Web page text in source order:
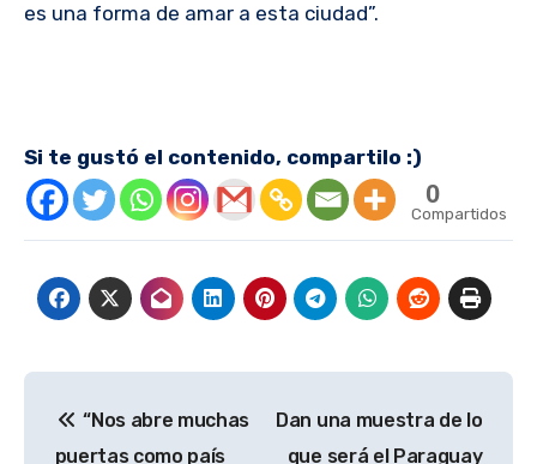
es una forma de amar a esta ciudad”.
Si te gustó el contenido, compartilo :)
0
Compartidos
de
“Nos abre muchas
puertas como país
Dan una muestra de lo
que será el Paraguay